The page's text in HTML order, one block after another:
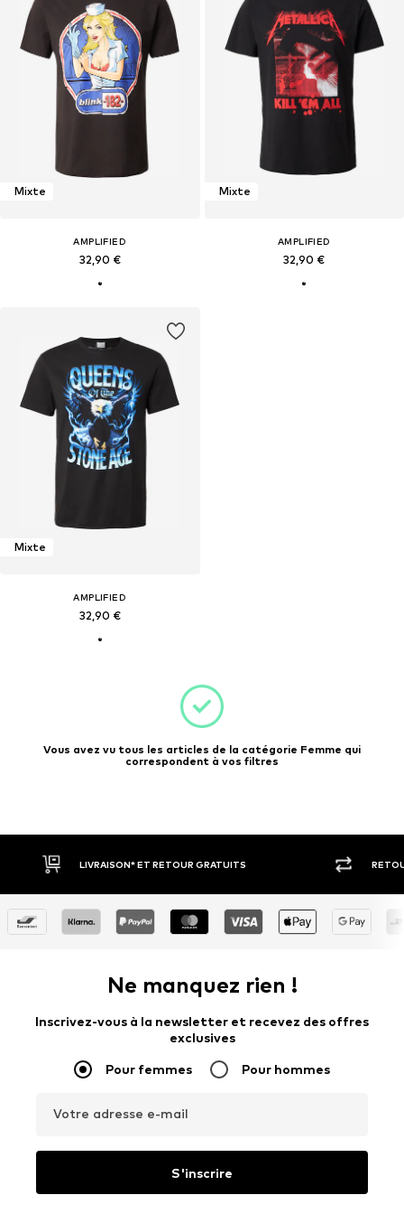
Mixte
AMPLIFIED
32,90 €
Mixte
AMPLIFIED
32,90 €
Mixte
AMPLIFIED
32,90 €
Vous avez vu tous les articles de la catégorie Femme qui
correspondent à vos filtres
RETOUR SOUS 30 JOURS
Ne manquez rien !
Inscrivez-vous à la newsletter et recevez des offres
exclusives
Pour femmes Pour hommes
Votre adresse e-mail
S'inscrire